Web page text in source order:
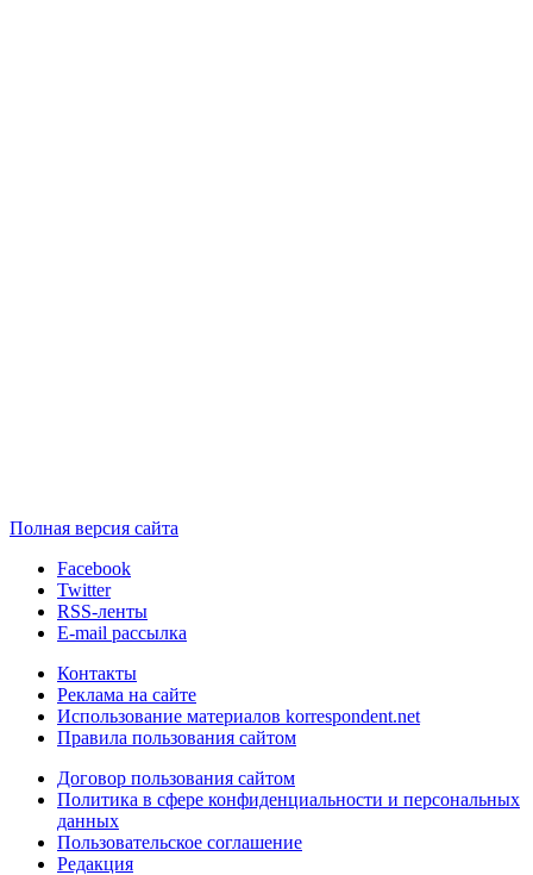
Полная версия сайта
Facebook
Twitter
RSS-ленты
E-mail рассылка
Контакты
Реклама на сайте
Использование материалов korrespondent.net
Правила пользования сайтом
Договор пользования сайтом
Политика в сфере конфиденциальности и персональных
данных
Пользовательское соглашение
Редакция